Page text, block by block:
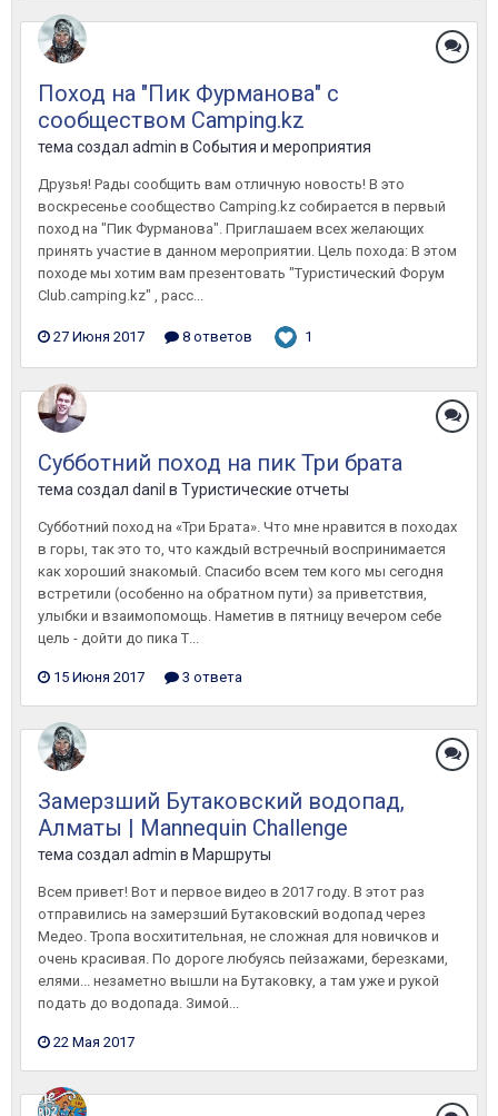
Поход на "Пик Фурманова" с
сообществом Camping.kz
тема создал admin в События и мероприятия
Друзья! Рады сообщить вам отличную новость! В это
воскресенье сообщество Camping.kz собирается в первый
поход на "Пик Фурманова". Приглашаем всех желающих
принять участие в данном мероприятии. Цель похода: В этом
походе мы хотим вам презентовать "Туристический Форум
Club.camping.kz" , расс...
27 Июня 2017 8 ответов 1
Субботний поход на пик Три брата
тема создал danil в Туристические отчеты
Субботний поход на «Три Брата». Что мне нравится в походах
в горы, так это то, что каждый встречный воспринимается
как хороший знакомый. Спасибо всем тем кого мы сегодня
встретили (особенно на обратном пути) за приветствия,
улыбки и взаимопомощь. Наметив в пятницу вечером себе
цель - дойти до пика Т...
15 Июня 2017 3 ответа
Замерзший Бутаковский водопад,
Алматы | Mannequin Challenge
тема создал admin в Маршруты
Всем привет! Вот и первое видео в 2017 году. В этот раз
отправились на замерзший Бутаковский водопад через
Медео. Тропа восхитительная, не сложная для новичков и
очень красивая. По дороге любуясь пейзажами, березками,
елями... незаметно вышли на Бутаковку, а там уже и рукой
подать до водопада. Зимой...
22 Мая 2017